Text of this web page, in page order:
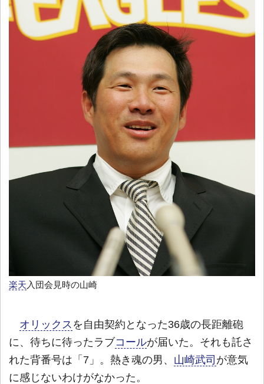
楽天 入団会見時の山崎
オリックス を自由契約となった36歳の長距離砲
に、待ちに待ったラブコールが届いた。それも託さ
れた背番号は「7」。熱き魂の男、 山崎武司 が意気
に感じないわけがなかった。